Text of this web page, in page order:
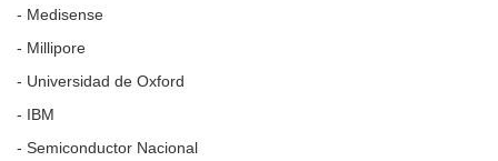
- Medisense
- Millipore
- Universidad de Oxford
- IBM
- Semiconductor Nacional